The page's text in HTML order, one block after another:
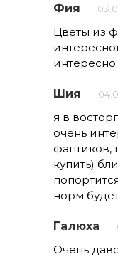
Фия
Цветы из
интересно
Шия
я в
очень
фантиков,
купить)
норм
Галюха
Очень